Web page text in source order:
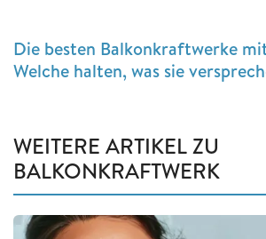
Die besten Balkonkraftwerke
Welche halten, was sie
WEITERE ARTIKEL ZU
BALKONKRAFTWERK